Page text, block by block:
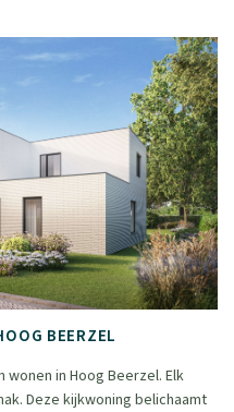
BEERZEL
in Hoog Beerzel. Elk
Deze kijkwoning belichaamt